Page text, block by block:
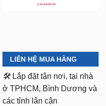
LIÊN HỆ MUA HÀNG
🛠️ Lắp đặt tận nơi, tại nhà
ở TPHCM, Bình Dương và
các tỉnh lân cận